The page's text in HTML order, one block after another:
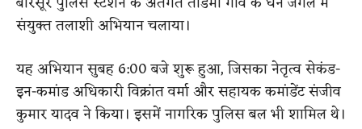
संयुक्त तलाशी अभियान चलाया।
यह अभियान सुबह 6:00 बजे शुरू हुआ, जिसका नेतृत्व सेकंड-
इन-कमांड अधिकारी विक्रांत वर्मा और सहायक कमांडेंट संजीव
कुमार यादव ने किया। इसमें नागरिक पुलिस बल भी शामिल थे।